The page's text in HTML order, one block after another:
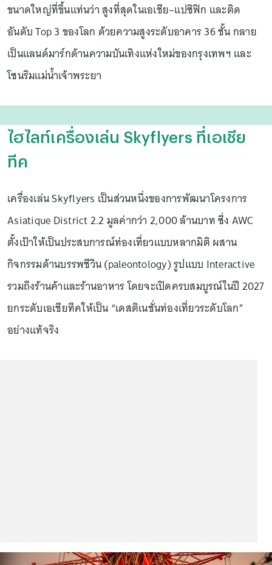
ขนาดใหญ่ที่ขึ้นแท่นว่า สูงที่สุดในเอเชีย–แปซิฟิก และติด
อันดับ Top 3 ของโลก ด้วยความสูงระดับอาคาร 36 ชั้น กลาย
เป็นแลนด์มาร์กด้านความบันเทิงแห่งใหม่ของกรุงเทพฯ และ
โซนริมแม่น้ำเจ้าพระยา
ไฮไลท์เครื่องเล่น Skyflyers ที่เอเชีย
ทีค
เครื่องเล่น Skyflyers เป็นส่วนหนึ่งของการพัฒนาโครงการ
Asiatique District 2.2 มูลค่ากว่า 2,000 ล้านบาท ซึ่ง AWC
ตั้งเป้าให้เป็นประสบการณ์ท่องเที่ยวแบบหลากมิติ ผสาน
กิจกรรมด้านบรรพชีวิน (paleontology) รูปแบบ Interactive
รวมถึงร้านค้าและร้านอาหาร โดยจะเปิดครบสมบูรณ์ในปี 2027
ยกระดับเอเชียทีคให้เป็น “เดสติเนชั่นท่องเที่ยวระดับโลก”
อย่างแท้จริง